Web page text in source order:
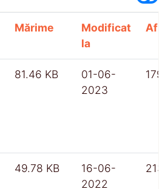
Mărime
Modificat
la
81.46 KB
01-06-
2023
49.78 KB
16-06-
2022